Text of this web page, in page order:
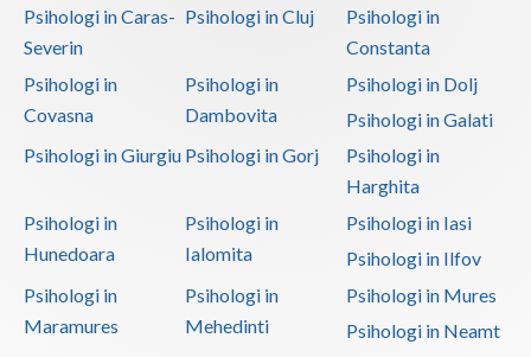
Psihologi in Caras-
Severin
Psihologi in Cluj
Psihologi in
Constanta
Psihologi in
Covasna
Psihologi in
Dambovita
Psihologi in Dolj
Psihologi in Galati
Psihologi in Giurgiu Psihologi in Gorj
Psihologi in
Harghita
Psihologi in
Hunedoara
Psihologi in
Ialomita
Psihologi in Iasi
Psihologi in Ilfov
Psihologi in
Maramures
Psihologi in
Mehedinti
Psihologi in Mures
Psihologi in Neamt